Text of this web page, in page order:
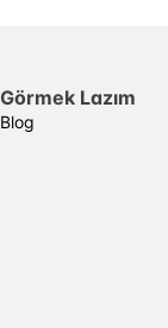
Görmek Lazım
Blog